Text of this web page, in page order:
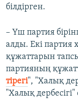
білдірген.
– Үш партия
алды. Екі партия
құжаттарын
партияның
тірегі", "Халық
"Халық дербесігі"